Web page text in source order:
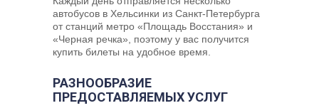
автобусов в Хельсинки из Санкт-Петербурга
от станций метро «Площадь Восстания» и
«Черная речка», поэтому у вас получится
купить билеты на удобное время.
РАЗНООБРАЗИЕ
ПРЕДОСТАВЛЯЕМЫХ УСЛУГ